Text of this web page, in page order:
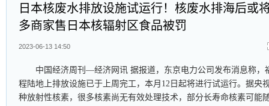
日本核废水排放设施试运行！核废水排海后或
多商家售日本核辐射区食品被罚
2023-06-13 14:50
中国经济周刊—经济网讯 据报道，东京电力公司发布消息称，
程陆地上排放设施已于上周完工，本月12日起将进行试运行。据央
种放射性核素，很多核素尚无有效处理技术，部分长寿命核素可能